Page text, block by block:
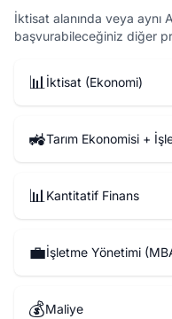
İktisat alanında veya aynı
başvurabileceğiniz diğer
📊İktisat (Ekonomi)
🚜Tarım Ekonomisi +
📊Kantitatif Finans
💼İşletme Yönetimi
💰Maliye